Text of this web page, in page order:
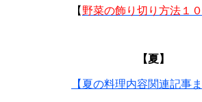
【 野菜の飾り切り方法１
【夏】
【夏の料理内容関連記事ま